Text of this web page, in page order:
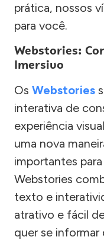
prática, nossos
para você.
Webstories:
Imersivo
Os Webstories
interativa de
experiência
uma nova
importantes
Webstories
texto e
atrativo e fácil
quer se